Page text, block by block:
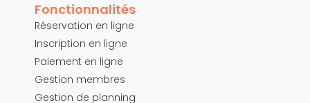
Fonctionnalités
Réservation en ligne
Inscription en ligne
Paiement en ligne
Gestion membres
Gestion de planning